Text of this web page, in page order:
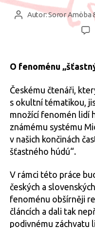
AutorAutor:Soror Amöba
O fenoménu
Českému čtenáři,
s okultní tématikou,
množící fenomén lidí
známému systému
v našich končinách
šťastného húdú“.
V rámci této práce
českých a
fenoménu obšírněji
článcích a dali tak
podivnému záchvatu